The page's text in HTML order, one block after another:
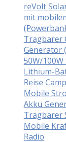
reVolt
mit
Tragbarer
Generator
50W/
Lithium-
Reise
Mobile
Akku
Tragbarer
Mobile
Radio